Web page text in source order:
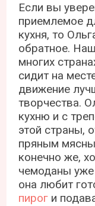
Если вы
приемлемое
кухня, то
обратное.
многих
сидит на
движение
творчества.
кухню и с
этой страны,
пряным
конечно же,
чемоданы
она любит
пирог и